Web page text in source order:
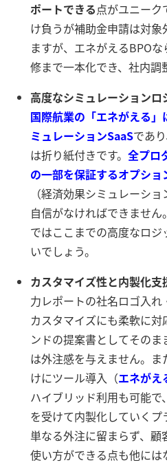
ポートできる点がユニーク
け負うが補助金申請は対象
ますが、エネがえるBPO
修まで一本化でき、社内調
高度なシミュレーション
国際航業の「エネがえる
ミュレーションSaaSであ
は折り紙付きです。 全プロ
の一部を保証するオプショ
（経済効果シミュレーシ
自信がなければできませ
ではここまでの高度なロ
いでしょう。
カスタマイズ性と内製化支
力レポートの社名ロゴ入
カスタマイズにも柔軟に対
ンドの提案書としてその
は外注感を与えません。
けにツール導入（エネがえ
ハイブリッド利用も可能
を受けて内製化していくプ
単なる外注に留まらず、
使い方ができる点も他には